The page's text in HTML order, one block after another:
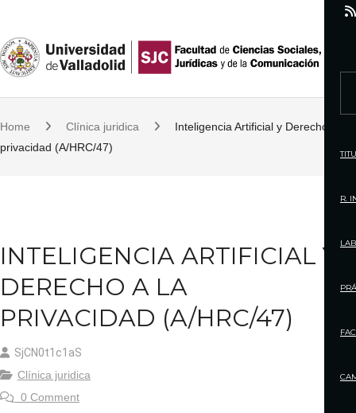
i
t
o
c
t
Home Clínica juridica
Inteligencia Artificial y Derecho a la
privacidad (A/HRC/47)
INTELIGENCIA ARTIFICIAL Y
DERECHO A LA
PRIVACIDAD (A/HRC/47)
SjCN0t1c1aS
Clínica juridica
0 Comment
r
h
o
:
R.